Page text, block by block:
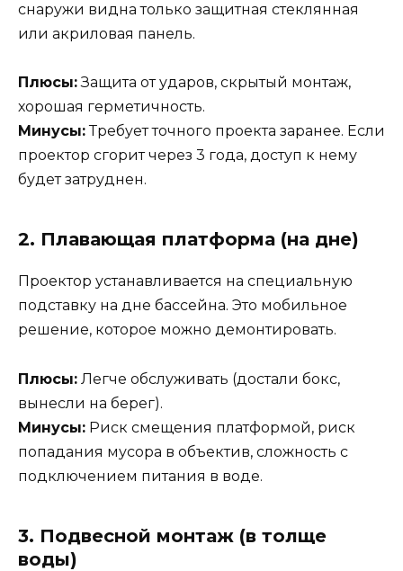
снаружи видна только защитная стеклянная
или акриловая панель.
Плюсы:Защита от ударов, скрытый монтаж,
хорошая герметичность.
Минусы:Требует точного проекта заранее. Если
проектор сгорит через 3 года, доступ к нему
будет затруднен.
2. Плавающая платформа (на дне)
Проектор устанавливается на специальную
подставку на дне бассейна. Это мобильное
решение, которое можно демонтировать.
Плюсы: Легче обслуживать (достали бокс,
вынесли на берег).
Минусы: Риск смещения платформой, риск
попадания мусора в объектив, сложность с
подключением питания в воде.
3. Подвесной монтаж (в толще
воды)